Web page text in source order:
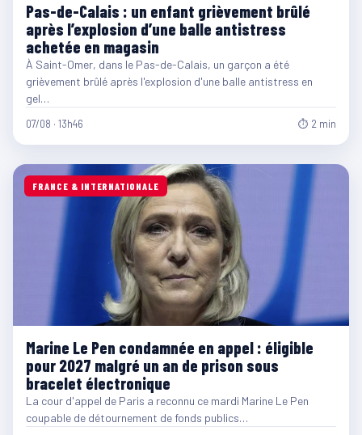
Pas-de-Calais : un enfant grièvement brûlé
après l’explosion d’une balle antistress
achetée en magasin
À Saint-Omer, dans le Pas-de-Calais, un garçon a été
grièvement brûlé après l'explosion d'une balle antistress en
gel…
07/08 · 13h46 ⏱ 2 min
FRANCE & INTERNATIONALE
Marine Le Pen condamnée en appel : éligible
pour 2027 malgré un an de prison sous
bracelet électronique
La cour d'appel de Paris a reconnu ce mardi Marine Le Pen
coupable de détournement de fonds publics…